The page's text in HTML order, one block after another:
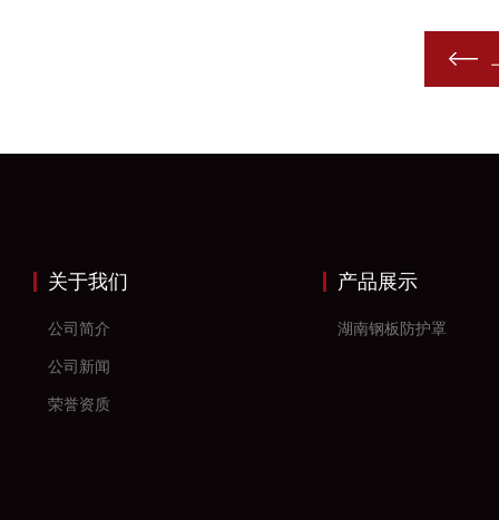
关于我们
公司简介
公司新闻
荣誉资质
产品展示
湖南钢板防护罩